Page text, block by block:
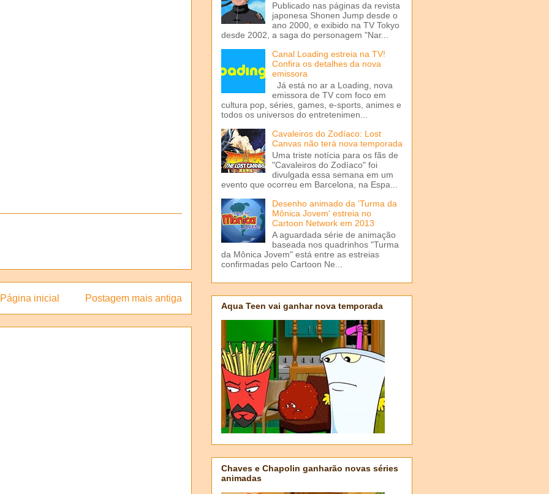
Postagem mais antiga
Página inicial
Publicado nas páginas da revista
japonesa Shonen Jump desde o
ano 2000, e exibido na TV Tokyo
desde 2002, a saga do personagem "Nar...
Canal Loading estreia na TV!
Confira os detalhes da nova
emissora
Já está no ar a Loading, nova
emissora de TV com foco em
cultura pop, séries, games, e-sports, animes e
todos os universos do entretenimen...
Cavaleiros do Zodíaco: Lost
Canvas não terá nova temporada
Uma triste notícia para os fãs de
"Cavaleiros do Zodíaco" foi
divulgada essa semana em um
evento que ocorreu em Barcelona, na Espa...
Desenho animado da 'Turma da
Mônica Jovem' estreia no
Cartoon Network em 2013
A aguardada série de animação
baseada nos quadrinhos "Turma
da Mônica Jovem" está entre as estreias
confirmadas pelo Cartoon Ne...
Aqua Teen vai ganhar nova temporada
Chaves e Chapolin ganharão novas séries
animadas